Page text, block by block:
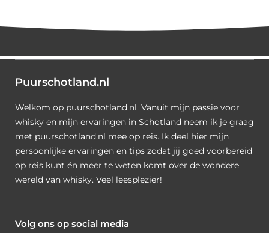
Puurschotland.nl
Welkom op puurschotland.nl. Vanuit mijn passie voor
whisky en mijn ervaringen in Schotland neem ik je graag
met puurschotland.nl mee op reis. Ik deel hier mijn
persoonlijke ervaringen en tips zodat jij goed voorbereid
op reis kunt én meer te weten komt over de wondere
wereld van whisky. Veel leesplezier!
Volg ons op social media